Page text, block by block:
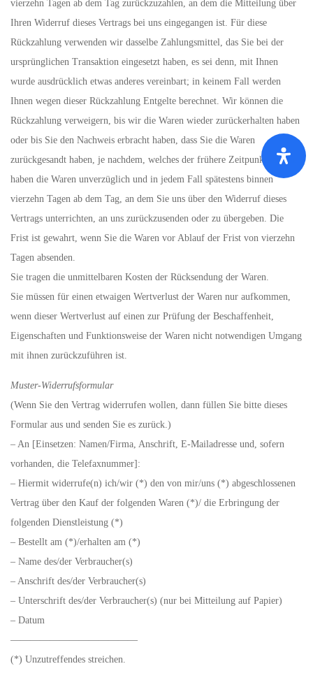
vierzehn Tagen ab dem Tag zurückzuzahlen, an dem die Mitteilung über
Ihren Widerruf dieses Vertrags bei uns eingegangen ist. Für diese
Rückzahlung verwenden wir dasselbe Zahlungsmittel, das Sie bei der
ursprünglichen Transaktion eingesetzt haben, es sei denn, mit Ihnen
wurde ausdrücklich etwas anderes vereinbart; in keinem Fall werden
Ihnen wegen dieser Rückzahlung Entgelte berechnet. Wir können die
Rückzahlung verweigern, bis wir die Waren wieder zurückerhalten haben
oder bis Sie den Nachweis erbracht haben, dass Sie die Waren
zurückgesandt haben, je nachdem, welches der frühere Zeitpunkt ist. Sie
haben die Waren unverzüglich und in jedem Fall spätestens binnen
vierzehn Tagen ab dem Tag, an dem Sie uns über den Widerruf dieses
Vertrags unterrichten, an uns zurückzusenden oder zu übergeben. Die
Frist ist gewahrt, wenn Sie die Waren vor Ablauf der Frist von vierzehn
Tagen absenden.
Sie tragen die unmittelbaren Kosten der Rücksendung der Waren.
Sie müssen für einen etwaigen Wertverlust der Waren nur aufkommen,
wenn dieser Wertverlust auf einen zur Prüfung der Beschaffenheit,
Eigenschaften und Funktionsweise der Waren nicht notwendigen Umgang
mit ihnen zurückzuführen ist.
Muster-Widerrufsformular
(Wenn Sie den Vertrag widerrufen wollen, dann füllen Sie bitte dieses
Formular aus und senden Sie es zurück.)
– An [Einsetzen: Namen/Firma, Anschrift, E-Mailadresse und, sofern
vorhanden, die Telefaxnummer]:
– Hiermit widerrufe(n) ich/wir (*) den von mir/uns (*) abgeschlossenen
Vertrag über den Kauf der folgenden Waren (*)/ die Erbringung der
folgenden Dienstleistung (*)
– Bestellt am (*)/erhalten am (*)
– Name des/der Verbraucher(s)
– Anschrift des/der Verbraucher(s)
– Unterschrift des/der Verbraucher(s) (nur bei Mitteilung auf Papier)
– Datum
—————————————
(*) Unzutreffendes streichen.